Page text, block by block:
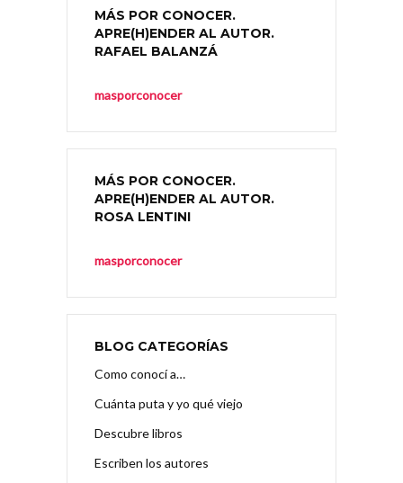
MÁS POR CONOCER.
APRE(H)ENDER AL AUTOR.
RAFAEL BALANZÁ
masporconocer
MÁS POR CONOCER.
APRE(H)ENDER AL AUTOR.
ROSA LENTINI
masporconocer
BLOG CATEGORÍAS
Como conocí a…
Cuánta puta y yo qué viejo
Descubre libros
Escriben los autores